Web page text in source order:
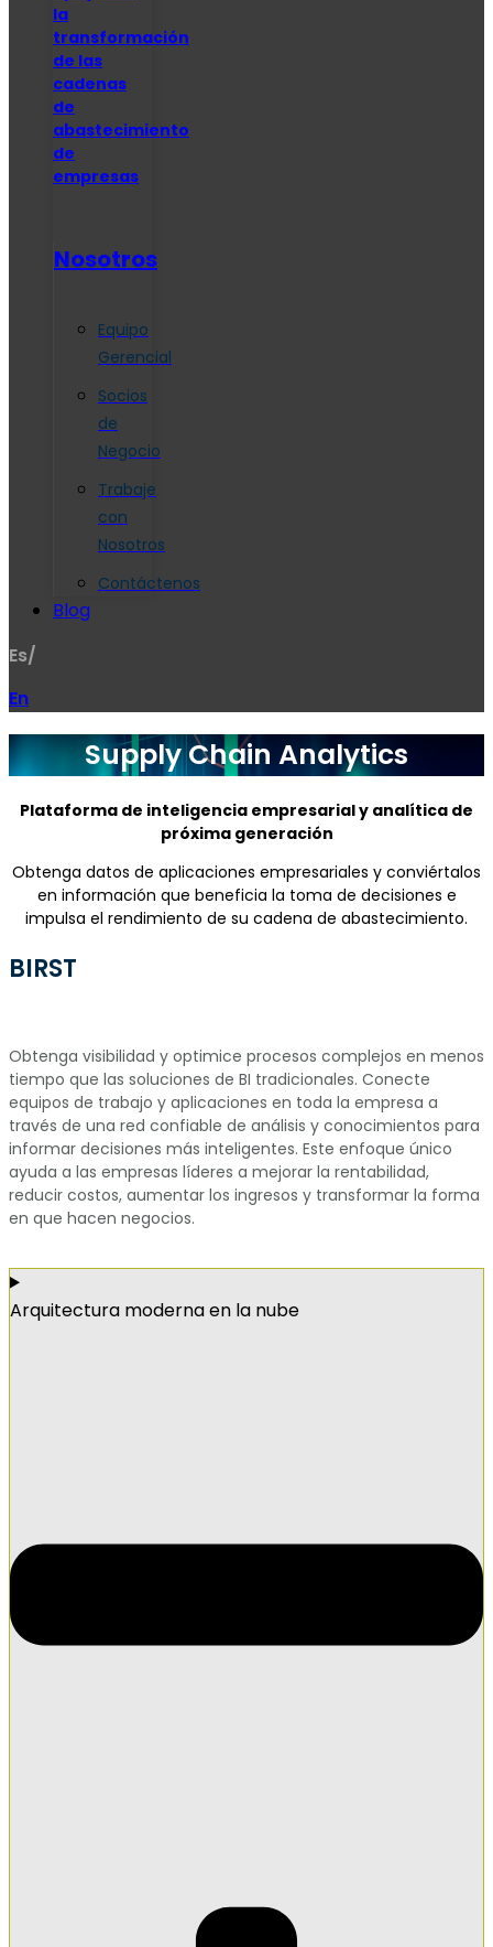
la
transformación
de las
cadenas
de
abastecimiento
de
empresas
Nosotros
Equipo
Gerencial
Socios
de
Negocio
Trabaje
con
Nosotros
Contáctenos
Blog
Es/
En
Supply Chain Analytics
Plataforma de inteligencia empresarial y analítica de
próxima generación
Obtenga datos de aplicaciones empresariales y conviértalos
en información que beneficia la toma de decisiones e
impulsa el rendimiento de su cadena de abastecimiento.
BIRST
Obtenga visibilidad y optimice procesos complejos en menos
tiempo que las soluciones de BI tradicionales. Conecte
equipos de trabajo y aplicaciones en toda la empresa a
través de una red confiable de análisis y conocimientos para
informar decisiones más inteligentes. Este enfoque único
ayuda a las empresas líderes a mejorar la rentabilidad,
reducir costos, aumentar los ingresos y transformar la forma
en que hacen negocios.
Arquitectura moderna en la nube